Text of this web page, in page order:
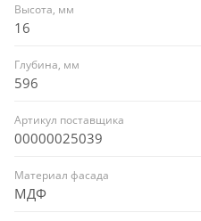
Высота, мм
16
Глубина, мм
596
Артикул поставщика
00000025039
Материал фасада
МДФ